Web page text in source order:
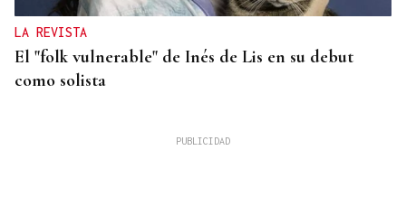
LA REVISTA
El "folk vulnerable" de Inés de Lis en su debut
como solista